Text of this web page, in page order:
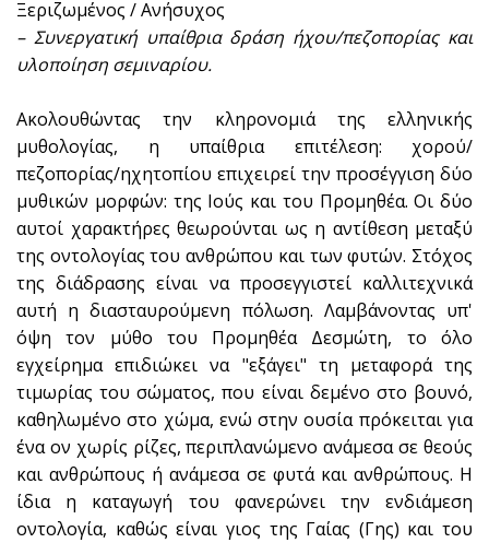
Ξεριζωμένος / Ανήσυχος
– Συνεργατική υπαίθρια δράση ήχου/πεζοπορίας και
υλοποίηση σεμιναρίου.
Ακολουθώντας την κληρονομιά της ελληνικής
μυθολογίας, η υπαίθρια επιτέλεση: χορού/
πεζοπορίας/ηχητοπίου επιχειρεί την προσέγγιση δύο
μυθικών μορφών: της Ιούς και του Προμηθέα. Οι δύο
αυτοί χαρακτήρες θεωρούνται ως η αντίθεση μεταξύ
της οντολογίας του ανθρώπου και των φυτών. Στόχος
της διάδρασης είναι να προσεγγιστεί καλλιτεχνικά
αυτή η διασταυρούμενη πόλωση. Λαμβάνοντας υπ'
όψη τον μύθο του Προμηθέα Δεσμώτη, το όλο
εγχείρημα επιδιώκει να "εξάγει" τη μεταφορά της
τιμωρίας του σώματος, που είναι δεμένο στο βουνό,
καθηλωμένο στο χώμα, ενώ στην ουσία πρόκειται για
ένα ον χωρίς ρίζες, περιπλανώμενο ανάμεσα σε θεούς
και ανθρώπους ή ανάμεσα σε φυτά και ανθρώπους. Η
ίδια η καταγωγή του φανερώνει την ενδιάμεση
οντολογία, καθώς είναι γιος της Γαίας (Γης) και του